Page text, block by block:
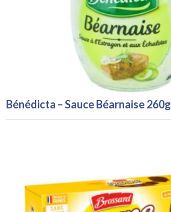
Bénédicta – Sauce Béarnaise 260g